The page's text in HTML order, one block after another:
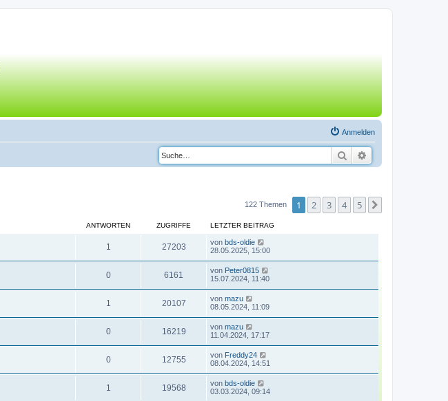
Anmelden
Suche
122 Themen 1 2 3 4 5
ANTWORTEN ZUGRIFFE LETZTER BEITRAG
1 27203 von bds-oldie
28.05.2025, 15:00
0 6161 von Peter0815
15.07.2024, 11:40
1 20107 von mazu
08.05.2024, 11:09
0 16219 von mazu
11.04.2024, 17:17
0 12755 von Freddy24
08.04.2024, 14:51
1 19568 von bds-oldie
03.03.2024, 09:14